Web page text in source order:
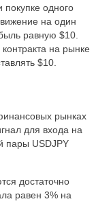
одного
на один
равную $10.
на рынке
$10.
рынках
для входа на
пары USDJPY
достаточно
равен 3% на